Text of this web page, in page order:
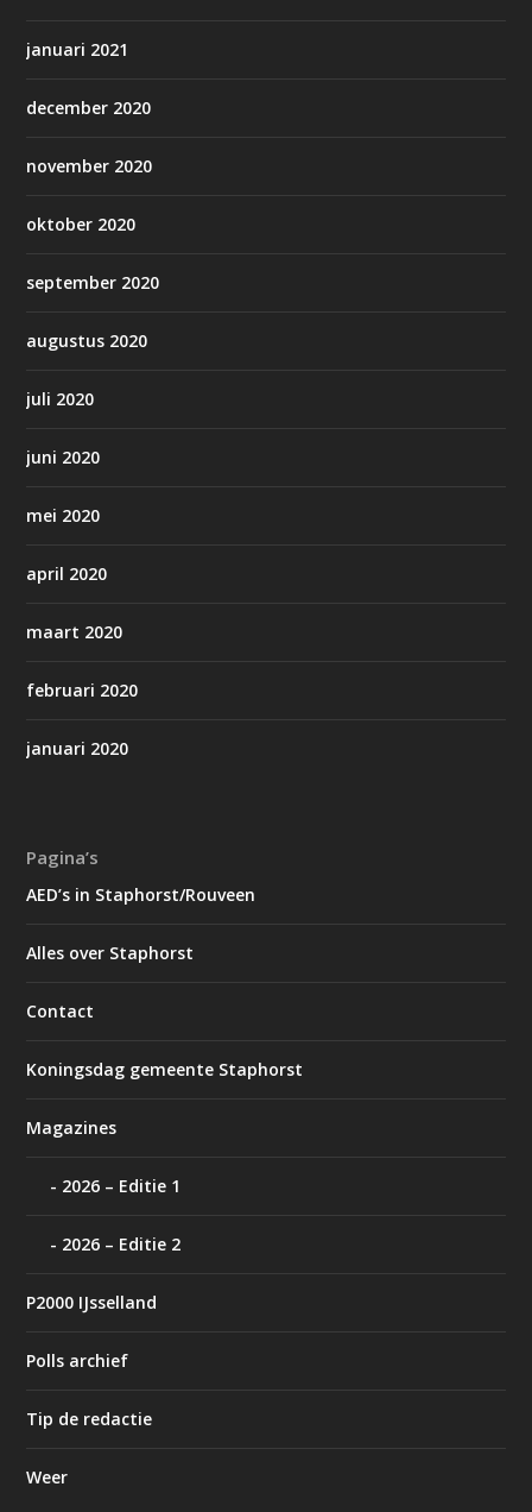
januari 2021
december 2020
november 2020
oktober 2020
september 2020
augustus 2020
juli 2020
juni 2020
mei 2020
april 2020
maart 2020
februari 2020
januari 2020
Pagina’s
AED’s in Staphorst/Rouveen
Alles over Staphorst
Contact
Koningsdag gemeente Staphorst
Magazines
2026 – Editie 1
2026 – Editie 2
P2000 IJsselland
Polls archief
Tip de redactie
Weer